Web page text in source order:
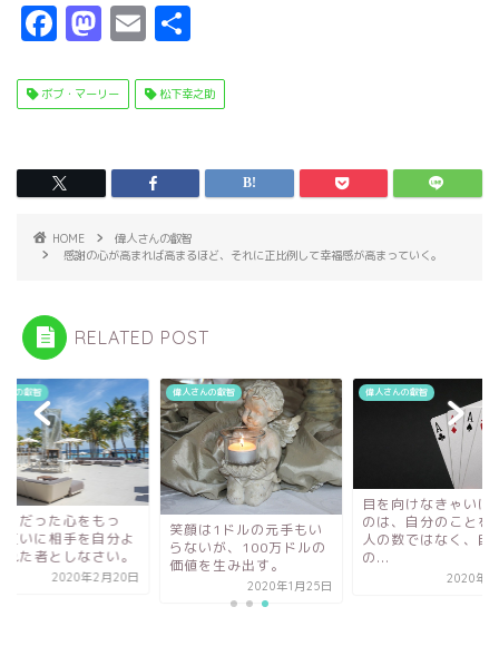
F
c
b
o
o
k
M
s
o
d
o
n
E
ai
ボブ・マーリー 松下幸之助
HOME
偉人さんの叡智
感謝の心が高まれば高まるほど、それに正比例して幸福感が高まっていく。
RELATED POST
んの叡智
くだった心をもっ
互いに相手を自分よ
た者としなさい。
2020年2月20日
偉人さんの叡智
笑顔は1ドルの元手もい
らないが、100万ドルの
価値を生み出す。
2020年1月25日
偉人さんの叡智
目を向けなきゃいけ
のは、自分のことを
人の数ではなく、自
の...
2020年4